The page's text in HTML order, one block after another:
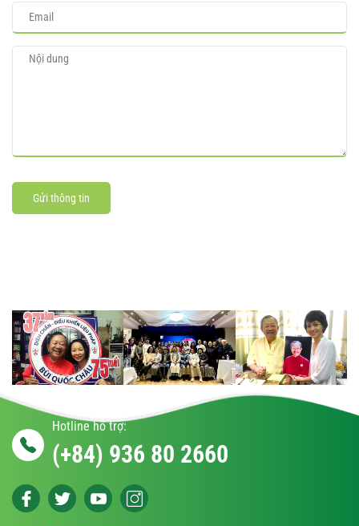
Gửi thông tin
Hotline hỗ trợ:
(+84) 936 80 2660